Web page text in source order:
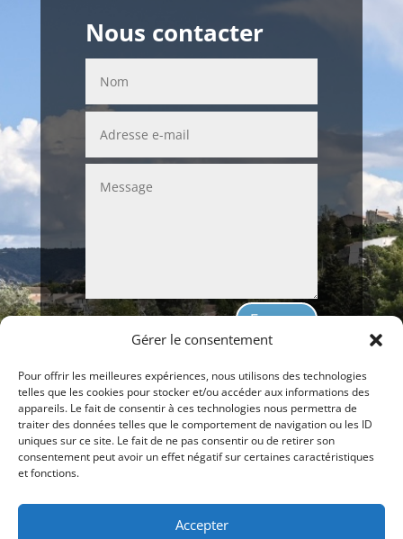
Gérer le consentement
Pour offrir les meilleures expériences, nous utilisons des technologies
telles que les cookies pour stocker et/ou accéder aux informations des
appareils. Le fait de consentir à ces technologies nous permettra de
traiter des données telles que le comportement de navigation ou les ID
uniques sur ce site. Le fait de ne pas consentir ou de retirer son
consentement peut avoir un effet négatif sur certaines caractéristiques
et fonctions.
Accepter
Nous contacter
Envoyer
Nous appeler 06 16 31 11 00
Tous droits réservés.